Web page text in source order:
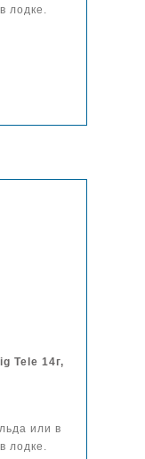
лодке.
Tele 14г,
или в
лодке.